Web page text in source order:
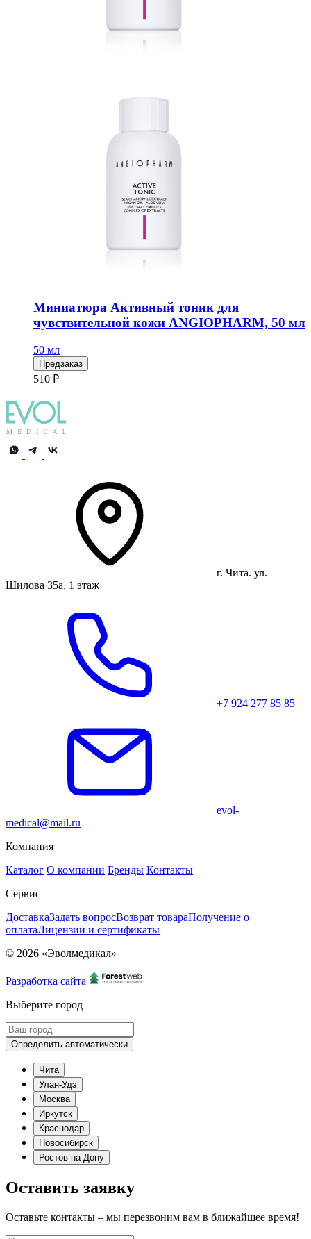
Миниатюра Активный тоник для
чувствительной кожи ANGIOPHARM, 50 мл
50 мл
Предзаказ
510 ₽
г. Чита. ул.
Шилова 35а, 1 этаж
+7 924 277 85 85
evol-
medical@mail.ru
Компания
Каталог О компании Бренды Контакты
Сервис
ДоставкаЗадать вопросВозврат товараПолучение о
оплатаЛицензии и сертификаты
© 2026 «Эволмедикал»
Разработка сайта
Выберите город
Определить автоматически
Чита
Улан-Удэ
Москва
Иркутск
Краснодар
Новосибирск
Ростов-на-Дону
Оставить заявку
Оставьте контакты – мы перезвоним вам в ближайшее время!